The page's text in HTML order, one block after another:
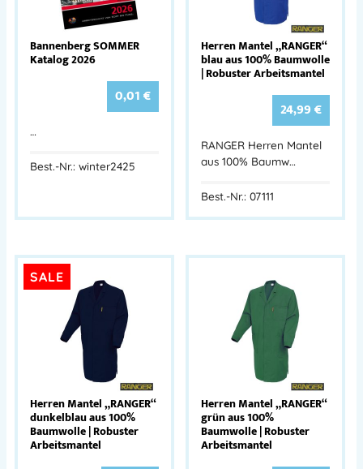
Bannenberg SOMMER
Katalog 2026
0,01€
…
Best.-Nr.: winter2425
Herren Mantel „RANGER“
blau aus 100% Baumwolle
| Robuster Arbeitsmantel
24,99€
RANGER Herren Mantel
aus 100% Baumw…
Best.-Nr.: 07111
SALE
Herren Mantel „RANGER“
dunkelblau aus 100%
Baumwolle | Robuster
Arbeitsmantel
Herren Mantel „RANGER“
grün aus 100%
Baumwolle | Robuster
Arbeitsmantel